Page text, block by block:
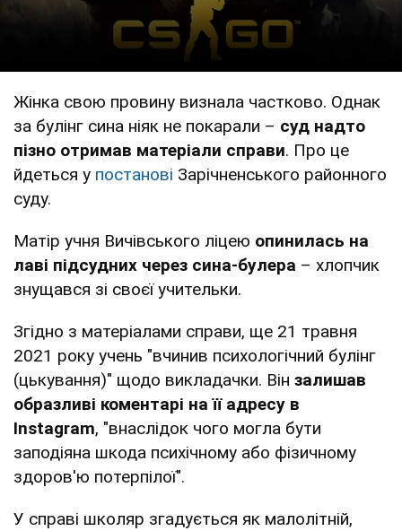
Жінка свою провину визнала частково. Однак
за булінг сина ніяк не покарали – суд надто
пізно отримав матеріали справи. Про це
йдеться у постанові Зарічненського районного
суду.
Матір учня Вичівського ліцею опинилась на
лаві підсудних через сина-булера – хлопчик
знущався зі своєї учительки.
Згідно з матеріалами справи, ще 21 травня
2021 року учень "вчинив психологічний булінг
(цькування)" щодо викладачки. Він залишав
образливі коментарі на її адресу в
Instagram, "внаслідок чого могла бути
заподіяна шкода психічному або фізичному
здоров'ю потерпілої".
У справі школяр згадується як малолітній,